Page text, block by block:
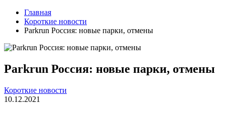
Главная
Короткие новости
Parkrun Россия: новые парки, отмены
Parkrun Россия: новые парки, отмены
Короткие новости
10.12.2021